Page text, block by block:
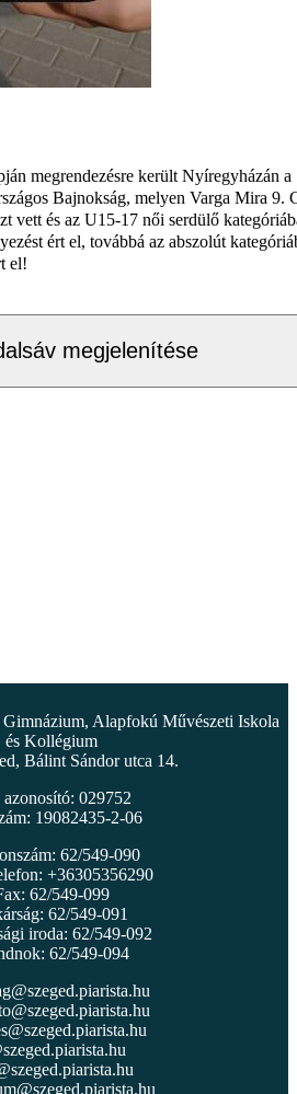
megrendezésre került Nyíregyházán a
Bajnokság, melyen Varga Mira 9.
vett és az U15-17 női serdülő
ért el, továbbá az abszolút
el!
megjelenítése
Alapfokú Művészeti Iskola
és Kollégium
Bálint Sándor utca 14.
029752
19082435-2-06
62/549-090
+36305356290
62/549-099
62/549-091
iroda: 62/549-092
62/549-094